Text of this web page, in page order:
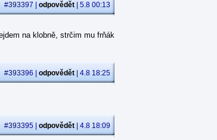
#393397 | odpovědět | 5.8 00:13
na klobně, strčim mu frňák
#393396 | odpovědět | 4.8 18:25
#393395 | odpovědět | 4.8 18:09